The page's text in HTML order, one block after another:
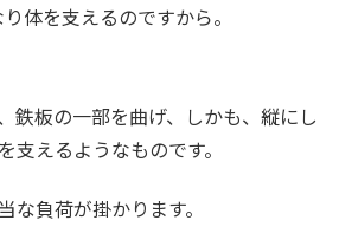
体を支えるのですから。
鉄板の一部を曲げ、しかも、縦にし
支えるようなものです。
な負荷が掛かります。